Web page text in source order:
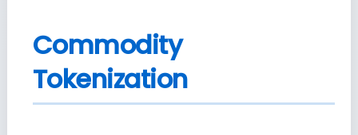
Commodity
Tokenization